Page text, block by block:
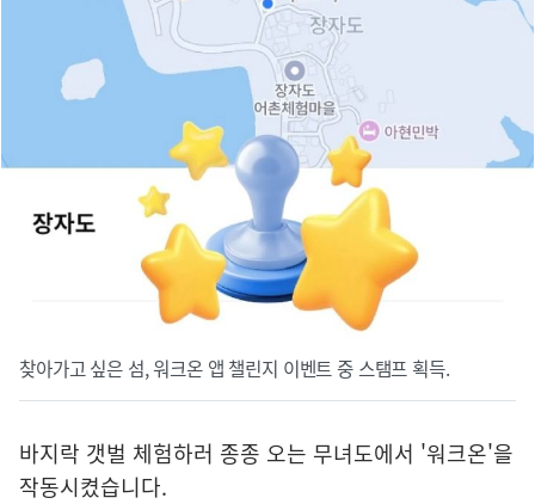
찾아가고 싶은 섬, 워크온 앱 챌린지 이벤트 중 스탬프 획득.
바지락 갯벌 체험하러 종종 오는 무녀도에서 '워크온'을
작동시켰습니다.